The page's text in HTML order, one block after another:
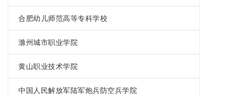
合肥幼儿师范高等专科学校
滁州城市职业学院
黄山职业技术学院
中国人民解放军陆军炮兵防空兵学院